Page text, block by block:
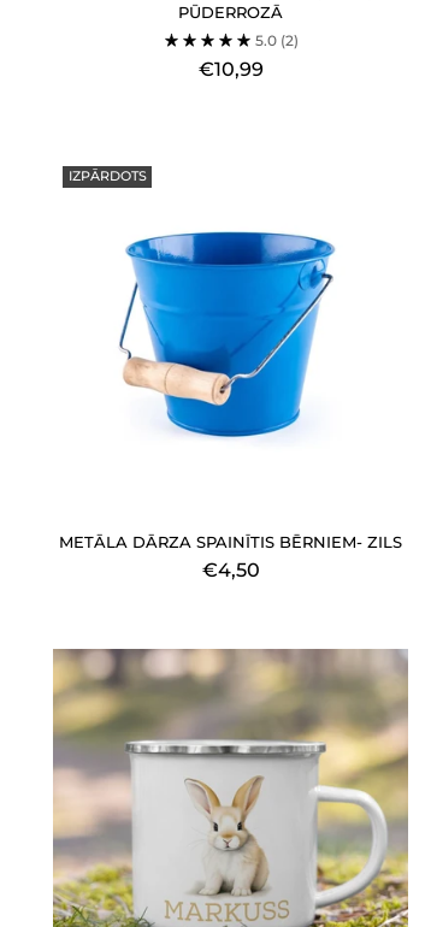
PŪDERROZĀ
5.0 (2)
€10,99
IZPĀRDOTS
METĀLA DĀRZA SPAINĪTIS BĒRNIEM- ZILS
€4,50